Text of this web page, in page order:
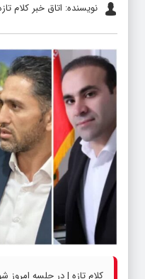
نویسنده: اتاق خبر کلام
کلام تازه | در جلسه